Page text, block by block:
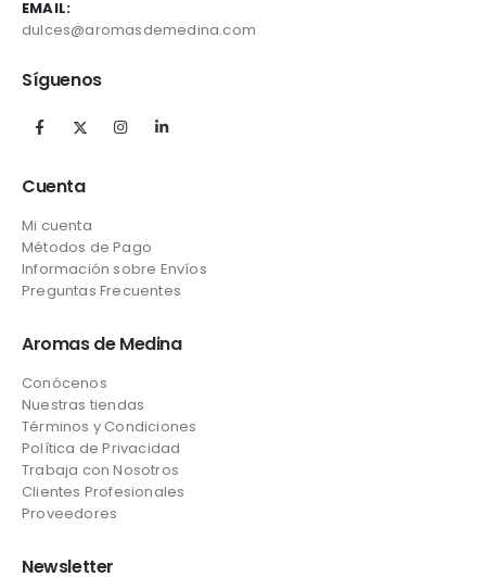
EMAIL:
dulces@aromasdemedina.com
Síguenos
Cuenta
Mi cuenta
Métodos de Pago
Información sobre Envíos
Preguntas Frecuentes
Aromas de Medina
Conócenos
Nuestras tiendas
Términos y Condiciones
Política de Privacidad
Trabaja con Nosotros
Clientes Profesionales
Proveedores
Newsletter